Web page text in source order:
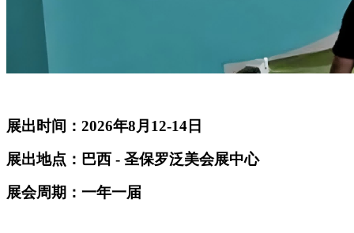
展出时间：2026年8月12-14日
展出地点：巴西 - 圣保罗泛美会展中心
展会周期：一年一届